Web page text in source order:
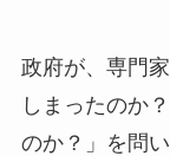
政府が、専門
しまったのか
のか？」を問